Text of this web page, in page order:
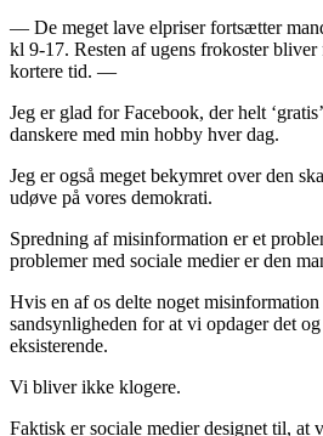
— De meget lave elpriser fortsætter
kl 9-17. Resten af ugens frokoster bliver
kortere tid. —
Jeg er glad for Facebook, der helt
danskere med min hobby hver dag.
Jeg er også meget bekymret over den
udøve på vores demokrati.
Spredning af misinformation er et
problemer med sociale medier er den
Hvis en af os delte noget misinformation
sandsynligheden for at vi opdager det
eksisterende.
Vi bliver ikke klogere.
Faktisk er sociale medier designet til, at